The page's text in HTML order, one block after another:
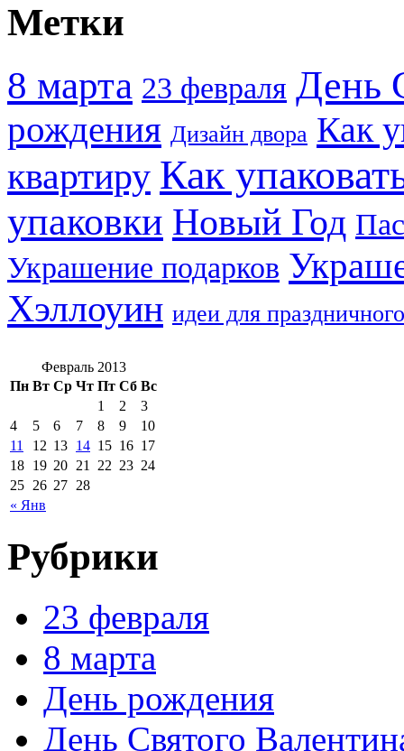
Метки
8 марта 23 февраля День
рождения Дизайн двора Как
квартиру Как
упаковки Новый Год
Украшение подарков
Хэллоуин идеи для
Февраль 2013
Пн Вт Ср Чт Пт Сб Вс
« Янв
1 2
3
4
5 6 7 8 9
10
11
12 13 14 15 16 17
18 19 20 21 22 23 24
25 26 27 28
Рубрики
23 февраля
8 марта
День рождения
День Святого